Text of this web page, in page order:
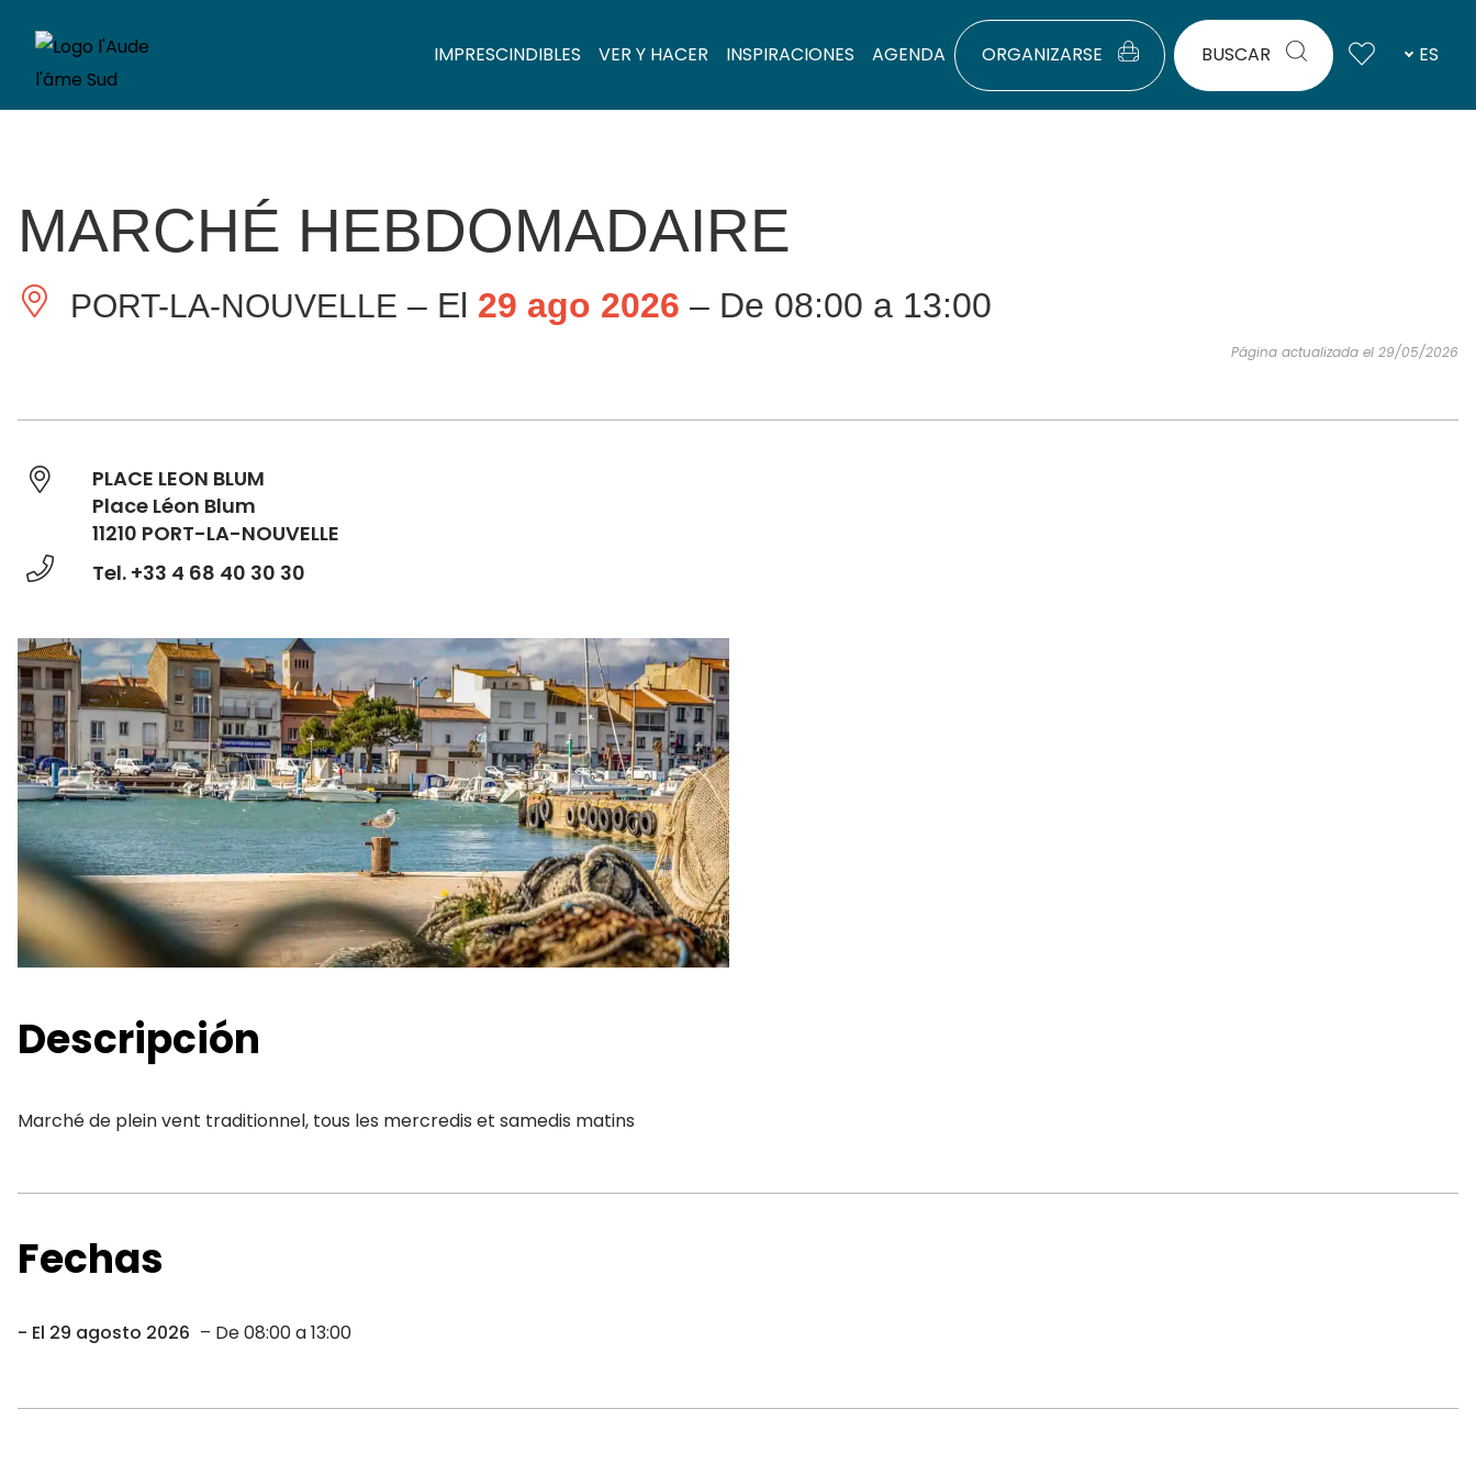
IMPRESCINDIBLES VER Y HACER INSPIRACIONES AGENDA ORGANIZARSE BUSCAR ES
MARCHÉ HEBDOMADAIRE
PORT-LA-NOUVELLE – El 29 ago 2026 – De 08:00 a 13:00
Página actualizada el 29/05/2026
PLACE LEON BLUM
Place Léon Blum
11210 PORT-LA-NOUVELLE
Tel. +33 4 68 40 30 30
Descripción
Marché de plein vent traditionnel, tous les mercredis et samedis matins
Fechas
El 29 agosto 2026 – De 08:00 a 13:00